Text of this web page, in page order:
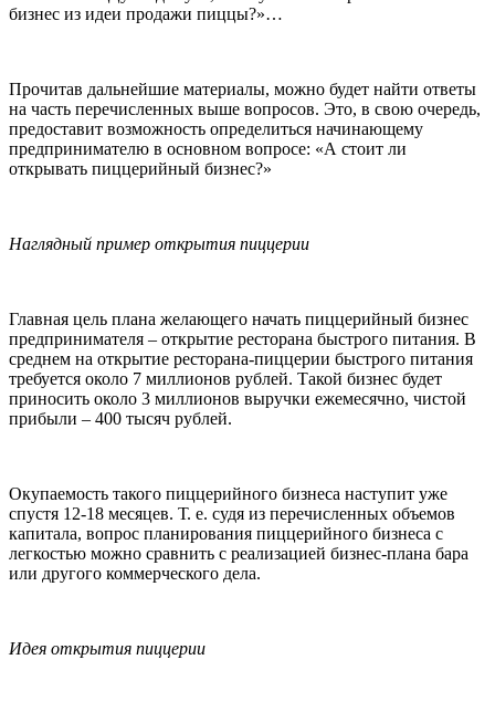
бизнес из идеи продажи пиццы?»…
Прочитав дальнейшие материалы, можно будет найти ответы
на часть перечисленных выше вопросов. Это, в свою очередь,
предоставит возможность определиться начинающему
предпринимателю в основном вопросе: «А стоит ли
открывать пиццерийный бизнес?»
Наглядный пример открытия пиццерии
Главная цель плана желающего начать пиццерийный бизнес
предпринимателя – открытие ресторана быстрого питания. В
среднем на открытие ресторана-пиццерии быстрого питания
требуется около 7 миллионов рублей. Такой бизнес будет
приносить около 3 миллионов выручки ежемесячно, чистой
прибыли – 400 тысяч рублей.
Окупаемость такого пиццерийного бизнеса наступит уже
спустя 12-18 месяцев. Т. е. судя из перечисленных объемов
капитала, вопрос планирования пиццерийного бизнеса с
легкостью можно сравнить с реализацией бизнес-плана бара
или другого коммерческого дела.
Идея открытия пиццерии